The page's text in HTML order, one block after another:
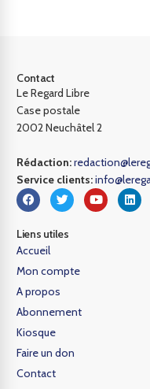
Contact
Le Regard Libre
Case postale
2002 Neuchâtel 2
Rédaction:
Service clients:
Liens utiles
Accueil
Mon compte
A propos
Abonnement
Kiosque
Faire un don
Contact